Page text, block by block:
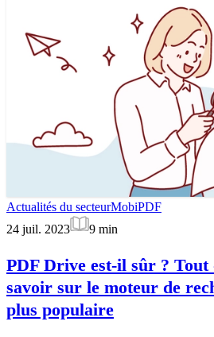
Actualités du secteurMobiPDF
24 juil. 2023
9 min
PDF Drive est-il sûr ? Tout
savoir sur le moteur de
plus populaire